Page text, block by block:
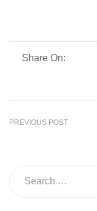
Share On:
PREVIOUS POST